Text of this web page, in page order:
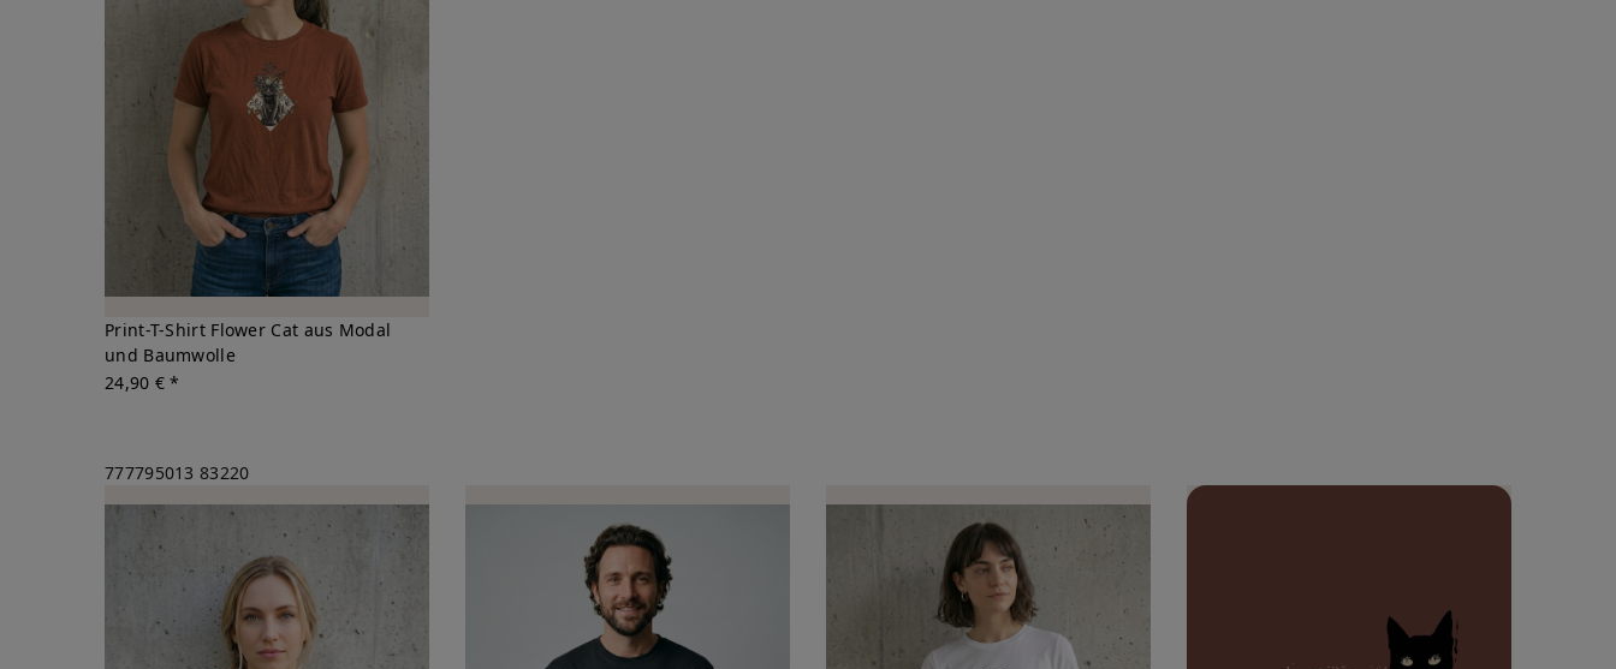
Print-T-Shirt Flower Cat aus Modal
und Baumwolle
24,90 € *
777795013 83220